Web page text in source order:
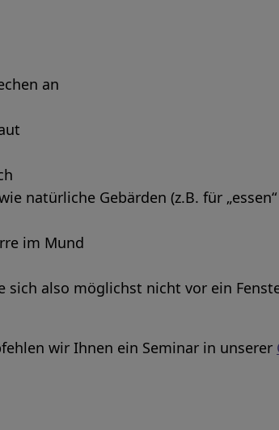
an
natürliche Gebärden (z.B. für „essen“
im Mund
sich also möglichst nicht vor ein
wir Ihnen ein Seminar in unserer